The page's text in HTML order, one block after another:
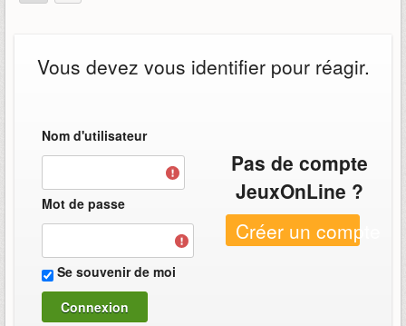
Vous devez vous identifier pour réagir.
Nom d'utilisateur
Mot de passe
Se souvenir de moi
Pas de compte
JeuxOnLine ?
Créer un compte